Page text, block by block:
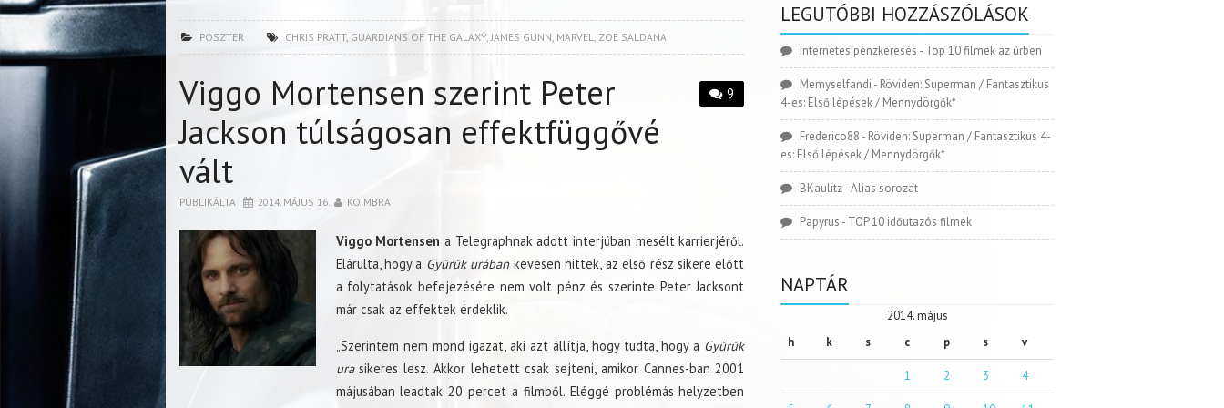
POSZTER CHRIS PRATT, GUARDIANS OF THE GALAXY,JAMES GUNN, MARVEL, ZOE SALDANA
9
Viggo Mortensen szerint Peter
Jackson túlságosan effektfüggővé
vált
PUBLIKÁLTA 2014. MÁJUS 16. KOIMBRA
Viggo Mortensen a Telegraphnak adott interjúban mesélt karrierjéről.
Elárulta, hogy a Gyűrűk urábankevesen hittek, az első rész sikere előtt
a folytatások befejezésére nem volt pénz és szerinte Peter Jacksont
már csak az effektek érdeklik.
„Szerintem nem mond igazat, aki azt állítja, hogy tudta, hogy a Gyűrűk
urasikeres lesz. Akkor lehetett csak sejteni, amikor Cannes-ban 2001
májusában leadtak 20 percet a filmből. Eléggé problémás helyzetben
LEGUTÓBBI HOZZÁSZÓLÁSOK
Internetes pénzkeresés - Top 10 filmek az űrben
Memyselfandi - Röviden: Superman / Fantasztikus
4-es: Első lépések / Mennydörgők*
Frederico88 - Röviden: Superman / Fantasztikus 4-
es: Első lépések / Mennydörgők*
BKaulitz-Alias sorozat
Papyrus - TOP 10 időutazós filmek
NAPTÁR
2014. május
h
k s c p s v
1 2 3 4